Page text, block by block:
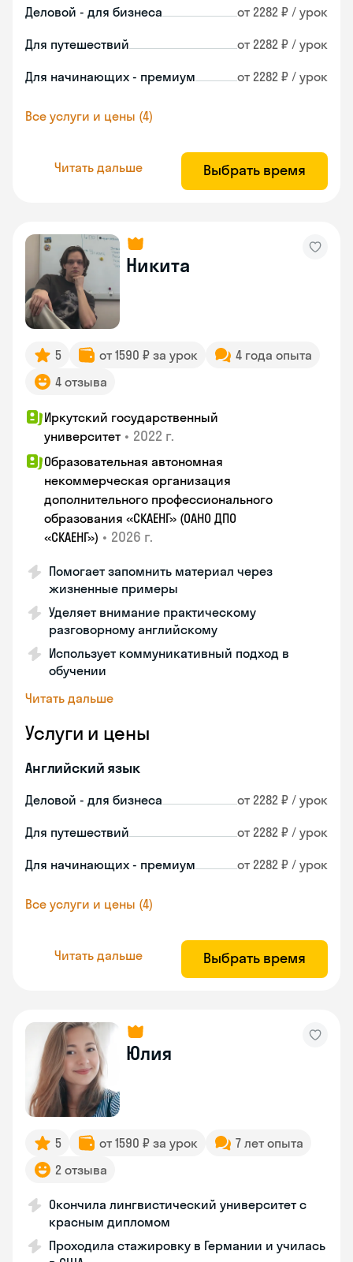
Деловой - для бизнеса от 2282 ₽ / урок
Для путешествий от 2282 ₽ / урок
Для начинающих - премиум от 2282 ₽ / урок
Все услуги и цены (4)
Читать дальше Выбрать время
Никита
5 от 1590 ₽ за урок
4 года опыта
4 отзыва
Иркутский государственный
университет • 2022 г.
Образовательная автономная
некоммерческая организация
дополнительного профессионального
образования «СКАЕНГ» (ОАНО ДПО
«СКАЕНГ») • 2026 г.
Помогает запомнить материал через
жизненные примеры
Уделяет внимание практическому
разговорному английскому
Использует коммуникативный подход в
обучении
Читать дальше
Услуги и цены
Английский язык
Деловой - для бизнеса от 2282 ₽ / урок
Для путешествий от 2282 ₽ / урок
Для начинающих - премиум от 2282 ₽ / урок
Все услуги и цены (4)
Читать дальше Выбрать время
Юлия
5 от 1590 ₽ за урок
7 лет опыта
2 отзыва
Окончила лингвистический университет с
красным дипломом
Проходила стажировку в Германии и училась